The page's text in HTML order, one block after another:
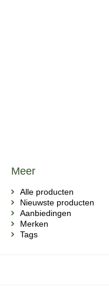
Meer
Alle producten
Nieuwste producten
Aanbiedingen
Merken
Tags